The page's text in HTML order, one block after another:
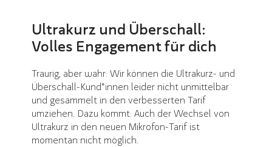
Ultrakurz und Überschall:
Volles Engagement für dich
Traurig, aber wahr: Wir können die Ultrakurz- und
Überschall-Kund*innen leider nicht unmittelbar
und gesammelt in den verbesserten Tarif
umziehen. Dazu kommt: Auch der Wechsel von
Ultrakurz in den neuen Mikrofon-Tarif ist
momentan nicht möglich.